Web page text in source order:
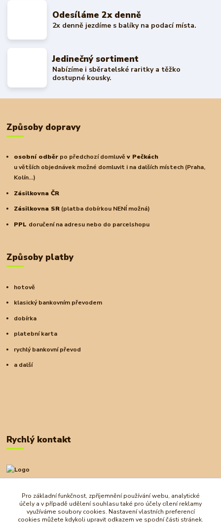
Odesíláme 2x denně
2x denně jezdíme s balíky na podací místa.
Jedinečný sortiment
Nabízíme i sběratelské raritky a těžko
dostupné kousky.
Způsoby dopravy
osobní odběr po předchozí domluvěv Pečkách
u větších objednávek možné domluvit i na dalších místech (Praha,
Kolín...)
Zásilkovna ČR
Zásilkovna SR (platba dobírkou NENÍ možná)
PPL doručení na adresu nebo do parcelshopu
Způsoby platby
hotově
klasický bankovním převodem
dobírka
platební karta
rychlý bankovní převod
a další
Rychlý kontakt
+420 727 972 830
obchod@ostrovherahlavolamu.cz
Pro základní funkčnost, zpříjemnění používání webu, analytické
účely a v případě udělení souhlasu také pro účely cílení reklamy
využíváme soubory cookies. Nastavení vlastních preferencí
cookies můžete kdykoli upravit odkazem ve spodní části stránek.